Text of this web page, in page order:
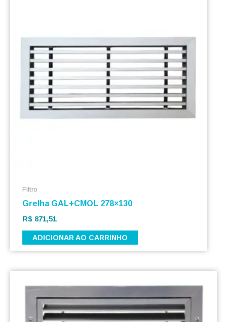
Filtro
Grelha GAL+CMOL 278×130
R$ 871,51
ADICIONAR AO CARRINHO